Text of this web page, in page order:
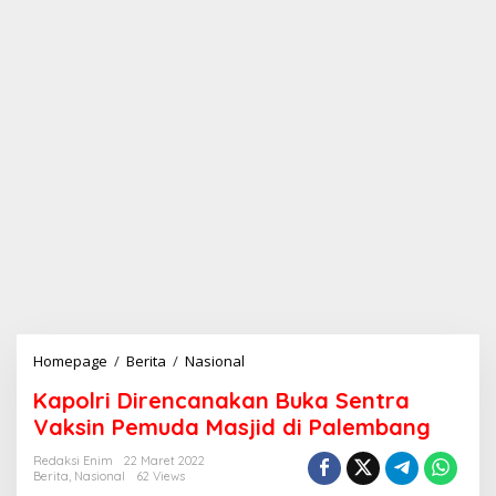
Homepage / Berita / Nasional
p
o
l
Kapolri Direncanakan Buka Sentra
Vaksin Pemuda Masjid di Palembang
Redaksi Enim
22 Maret 2022
Berita, Nasional 62 Views